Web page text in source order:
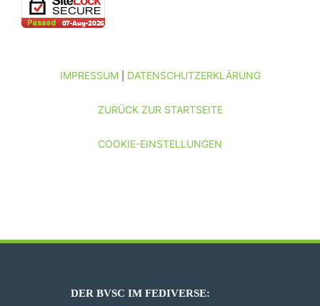
IMPRESSUM| DATENSCHUTZERKLÄRUNG
ZURÜCK ZUR STARTSEITE
COOKIE-EINSTELLUNGEN
DER BVSC IM FEDIVERSE: